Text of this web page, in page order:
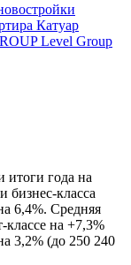
Катуар
Level Group
итоги года на
бизнес-класса
6,4%. Средняя
на +7,3%
3,2% (до 250 240